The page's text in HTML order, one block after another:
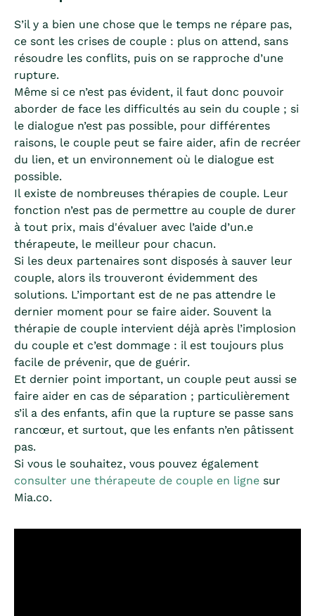
S’il y a bien une chose que le temps ne répare pas,
ce sont les crises de couple : plus on attend, sans
résoudre les conflits, puis on se rapproche d’une
rupture.
Même si ce n’est pas évident, il faut donc pouvoir
aborder de face les difficultés au sein du couple ; si
le dialogue n’est pas possible, pour différentes
raisons, le couple peut se faire aider, afin de recréer
du lien, et un environnement où le dialogue est
possible.
Il existe de nombreuses thérapies de couple. Leur
fonction n’est pas de permettre au couple de durer
à tout prix, mais d'évaluer avec l’aide d’un.e
thérapeute, le meilleur pour chacun.
Si les deux partenaires sont disposés à sauver leur
couple, alors ils trouveront évidemment des
solutions. L’important est de ne pas attendre le
dernier moment pour se faire aider. Souvent la
thérapie de couple intervient déjà après l’implosion
du couple et c’est dommage : il est toujours plus
facile de prévenir, que de guérir.
Et dernier point important, un couple peut aussi se
faire aider en cas de séparation ; particulièrement
s’il a des enfants, afin que la rupture se passe sans
rancœur, et surtout, que les enfants n’en pâtissent
pas.
Si vous le souhaitez, vous pouvez également
consulter une thérapeute de couple en ligne sur
Mia.co.